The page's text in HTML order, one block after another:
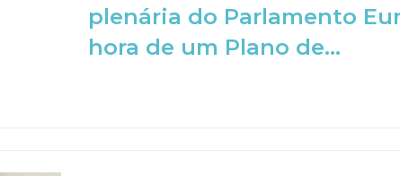
plenária do Parlamento
hora de um Plano de...